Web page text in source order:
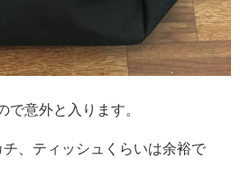
で意外と入ります。
、ティッシュくらいは余裕で